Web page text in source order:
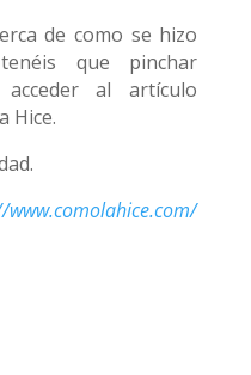
de como se hizo
que pinchar
al artículo
Hice.
www.comolahice.com/